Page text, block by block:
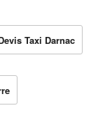
Taxi Darnac